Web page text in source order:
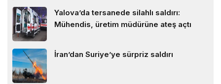
Yalova’da tersanede silahlı saldırı:
Mühendis, üretim müdürüne ateş açtı
İran’dan Suriye’ye sürpriz saldırı